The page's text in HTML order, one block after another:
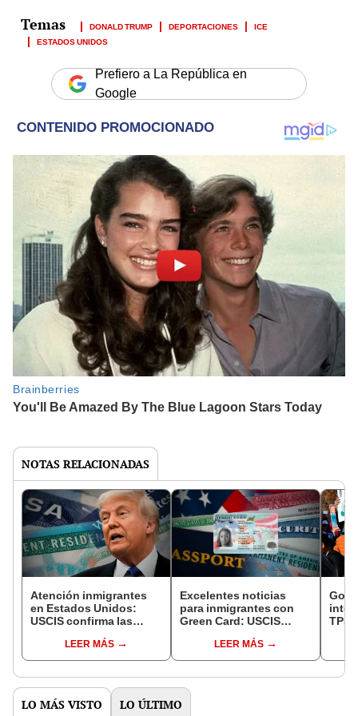
DONALD TRUMP DEPORTACIONES
ICE
ESTADOS UNIDOS
Prefiero a La República en
Google
NOTAS RELACIONADAS
Atención inmigrantes
en Estados Unidos:
USCIS confirma las
pueden perder la Green
Card en 2025
LEER MÁS
Excelentes noticias
para inmigrantes con
Green Card: USCIS
permanentes pueden
acceder a estos
LEER MÁS
TPS
LO MÁS VISTO LO ÚLTIMO